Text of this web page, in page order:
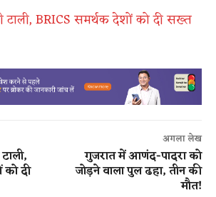
टाली, BRICS समर्थक देशों को दी सख्त
दी
अगला लेख
गुजरात में आणंद-पादरा को
जोड़ने वाला पुल ढहा, तीन की
मौत!